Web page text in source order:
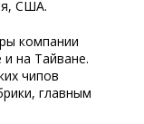
США.
компании
на Тайване.
чипов
главным